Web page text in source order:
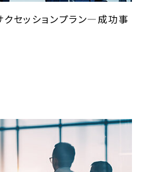
セッションプラン―成功事